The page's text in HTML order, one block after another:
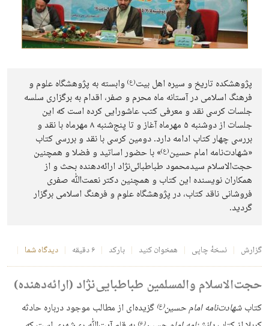
پژوهشکده تاریخ و سیره اهل بیت‌(ع) وابسته به پژوهشگاه علوم و
فرهنگ اسلامی در آستانه ماه محرم و صفر، اقدام به برگزاری سلسه
جلسات کرسی‌ نقد و معرفی کتب عاشورایی کرده است که این
جلسات از دوشنبه ۵ مهرماه آغاز و تا پنج‌شنبه ۸ مهرماه با نقد و
بررسی چهار کتاب ادامه دارد. دومین کرسی با نقد و بررسی کتاب
«شهادت‌نامه امام حسین(ع)» با حضور اساتید و فضلا و همچنین
حجت‌الاسلام سیدمحمود طباطبائی‌نژاد ارائه‌دهنده بحث و از
همکاران نویسنده این کتاب و همچنین دکتر نعمت‌ﷲ صفری
فروشانی ناقد کتاب، در پژوهشگاه علوم و فرهنگ اسلامی برگزار
گردید.
گزارش نسخهٔ چاپی همخوان کنید بارکد ۶ دقیقه دیدگاه شما
حجت‌الاسلام والمسلمین طباطبایی‌نژاد (ارائه‌دهنده)
کتابشهادت‌‏نامه امام حسین(ع) گزیده‌ای از مطالب موجود درباره حادثه